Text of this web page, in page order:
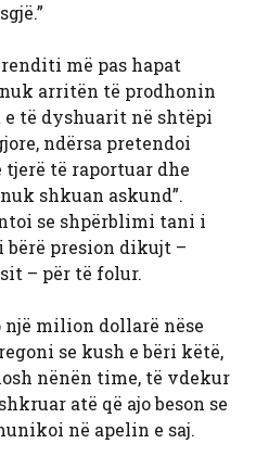
më pas hapat
arritën të prodhonin
të dyshuarit në shtëpi
ndërsa pretendoi
të raportuar dhe
shkuan askund”.
se shpërblimi tani i
bërë presion dikujt –
– për të folur.
një milion dollarë nëse
se kush e bëri këtë,
nënën time, të vdekur
atë që ajo beson se
në apelin e saj.